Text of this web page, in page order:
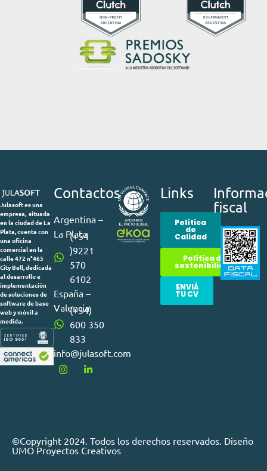
Julasoft es una
empresa, situada
en la ciudad de La
Plata, cuenta con
una oficina
comercial en la
calle 472 n°465
City Bell, dedicada
al desarrollo e
implementación
de soluciones de
software de base
web y móvil a
medida.
Contactos
Argentina –
La Plata
(+54
)9221
570
6102
España –
Valencia
(+34)
600 350
833
info@julasoft.com
Links
Política
de
Calidad
Política de
sostenibilidad
ENVIÁ
TU CV
fiscal
©Copyright 2024. Todos los derechos reservados. Diseño
UMO Proyectos Creativos